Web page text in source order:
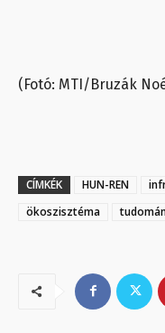
(Fotó: MTI/Bruzák
CÍMKÉK HUN-REN
ökoszisztéma